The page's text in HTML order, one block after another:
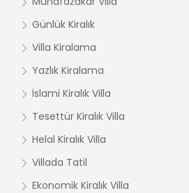
Günlük Kiralık
Villa Kiralama
Yazlık Kiralama
İslami Kiralık Villa
Tesettür Kiralık Villa
Helal Kiralık Villa
Villada Tatil
Ekonomik Kiralık Villa